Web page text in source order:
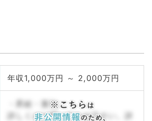
年収1,000万円 ～ 2,000万円
・昇給・賞与
詳しくはお問い合わせ下さい。詳